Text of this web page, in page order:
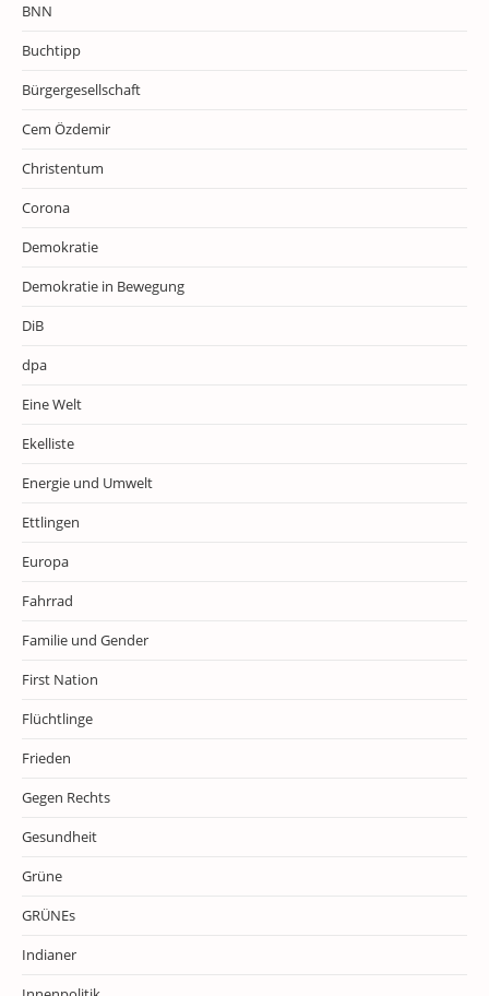
BNN
Buchtipp
Bürgergesellschaft
Cem Özdemir
Christentum
Corona
Demokratie
Demokratie in Bewegung
DiB
dpa
Eine Welt
Ekelliste
Energie und Umwelt
Ettlingen
Europa
Fahrrad
Familie und Gender
First Nation
Flüchtlinge
Frieden
Gegen Rechts
Gesundheit
Grüne
GRÜNEs
Indianer